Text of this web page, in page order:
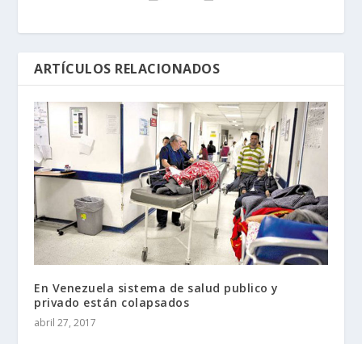
ARTÍCULOS RELACIONADOS
En Venezuela sistema de salud publico y
privado están colapsados
abril 27, 2017